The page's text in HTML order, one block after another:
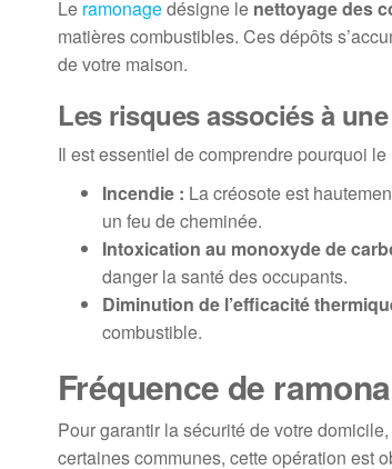
Le ramonagedésigne le nettoyage des
matières combustibles. Ces dépôts
de votre maison.
Les risques associés à
Il est essentiel de comprendre pourquoi
Incendie : La créosote est
un feu de cheminée.
Intoxication au monoxyde de
danger la santé des occupants.
Diminution de l’efficacité
combustible.
Fréquence de
Pour garantir la sécurité de votre
certaines communes, cette opération est